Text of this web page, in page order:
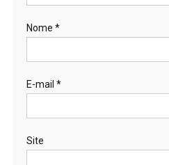
Nome *
E-mail *
Site